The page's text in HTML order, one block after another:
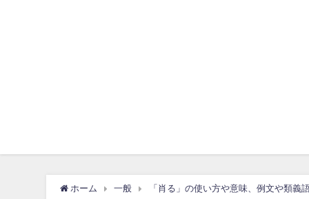
ホーム 一般 「肖る」の使い方や意味、例文や類義